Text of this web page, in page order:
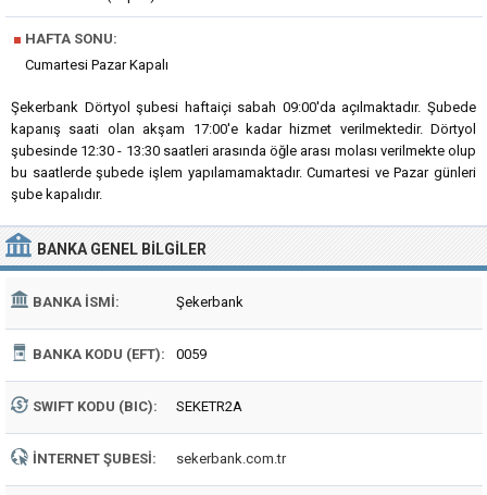
■ HAFTA SONU:
Cumartesi Pazar Kapalı
Şekerbank Dörtyol şubesi haftaiçi sabah 09:00'da açılmaktadır. Şubede
kapanış saati olan akşam 17:00'e kadar hizmet verilmektedir. Dörtyol
şubesinde 12:30 - 13:30 saatleri arasında öğle arası molası verilmekte olup
bu saatlerde şubede işlem yapılamamaktadır. Cumartesi ve Pazar günleri
şube kapalıdır.
BANKA GENEL BILGILER
BANKA İSMI: Şekerbank
BANKA KODU (EFT): 0059
SWIFT KODU (BIC): SEKETR2A
İNTERNET ŞUBESI: sekerbank.com.tr